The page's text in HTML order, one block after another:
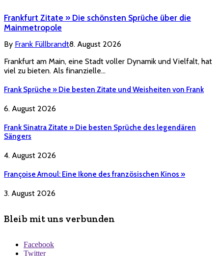
Frankfurt Zitate » Die schönsten Sprüche über die
Mainmetropole
By Frank Füllbrandt8. August 2026
Frankfurt am Main, eine Stadt voller Dynamik und Vielfalt, hat
viel zu bieten. Als finanzielle…
Frank Sprüche » Die besten Zitate und Weisheiten von Frank
6. August 2026
Frank Sinatra Zitate » Die besten Sprüche des legendären
Sängers
4. August 2026
Françoise Arnoul: Eine Ikone des französischen Kinos »
3. August 2026
Bleib mit uns verbunden
Facebook
Twitter